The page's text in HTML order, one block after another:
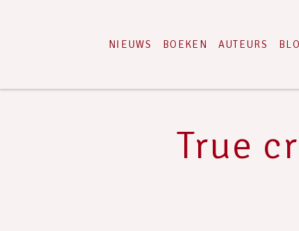
NIEUWS BOEKEN AUTEURS
True